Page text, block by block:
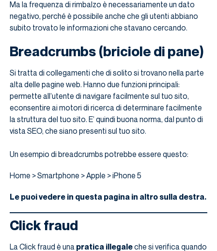
Ma la frequenza di rimbalzo è necessariamente un dato
negativo, perché è possibile anche che gli utenti abbiano
subito trovato le informazioni che stavano cercando.
Breadcrumbs (briciole di pane)
Si tratta di collegamenti che di solito si trovano nella parte
alta delle pagine web. Hanno due funzioni principali:
permette all’utente di navigare facilmente sul tuo sito,
econsentire ai motori di ricerca di determinare facilmente
la struttura del tuo sito. E’ quindi buona norma, dal punto di
vista SEO, che siano presenti sul tuo sito.
Un esempio di breadcrumbs potrebbe essere questo:
Home > Smartphone > Apple > iPhone 5
Le puoi vedere in questa pagina in altro sulla destra.
Click fraud
La Click fraud è una pratica illegaleche si verifica quando